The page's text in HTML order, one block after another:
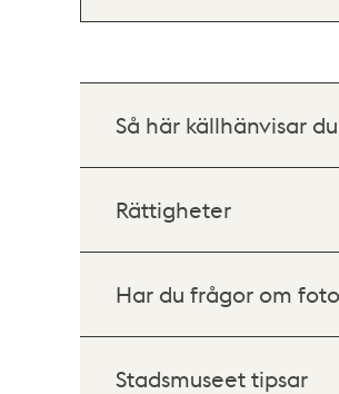
Så här källhänvisar
Rättigheter
Har du frågor om
Stadsmuseet tipsar